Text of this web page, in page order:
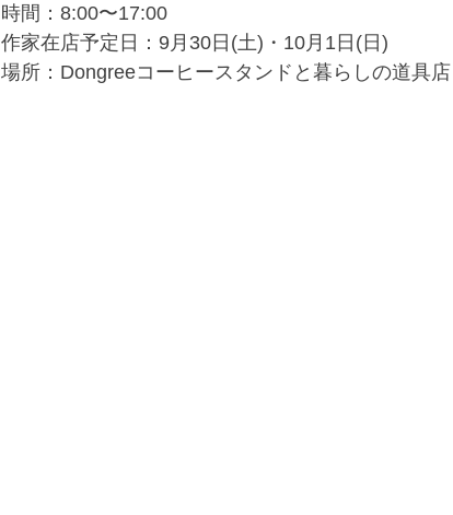
時間：8:00〜17:00
作家在店予定日：9月30日(土)・10月1日(日)
場所：Dongreeコーヒースタンドと暮らしの道具店